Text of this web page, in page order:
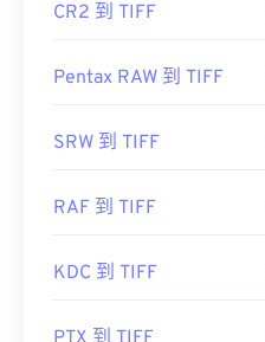
CR2 到 TIFF
Pentax RAW 到 TIFF
SRW 到 TIFF
RAF 到 TIFF
KDC 到 TIFF